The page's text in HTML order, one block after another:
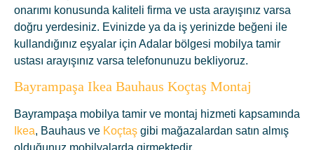
onarımı konusunda kaliteli firma ve usta arayışınız varsa
doğru yerdesiniz. Evinizde ya da iş yerinizde beğeni ile
kullandığınız eşyalar için Adalar bölgesi mobilya tamir
ustası arayışınız varsa telefonunuzu bekliyoruz.
Bayrampaşa Ikea Bauhaus Koçtaş Montaj
Bayrampaşa mobilya tamir ve montaj hizmeti kapsamında
Ikea, Bauhaus ve Koçtaş gibi mağazalardan satın almış
olduğunuz mobilyalarda girmektedir.